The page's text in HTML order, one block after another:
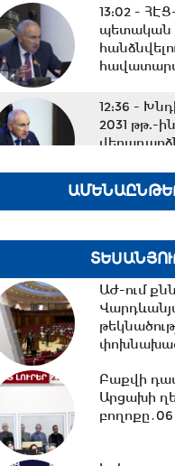
13:02 -
պետական
12:36 -
2031 թթ.-
11:53 -
թիվը
11:40 -
կոնցեռնի
11:32 -
Սեդրակ
ԱԺ-ում
Բաքվի
Արցախի